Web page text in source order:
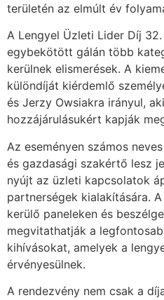
területén az elmúlt év
A Lengyel Üzleti Lider Díj
egybekötött gálán több
kerülnek elismerések. A
különdíját kiérdemlő
és Jerzy Owsiakra irányul,
hozzájárulásukért kapják
Az eseményen számos
és gazdasági szakértő lesz
nyújt az üzleti kapcsolatok
partnerségek kialakítására.
kerülő paneleken és
megvitathatják a
kihívásokat, amelyek a
érvényesülnek.
A rendezvény nem csak a